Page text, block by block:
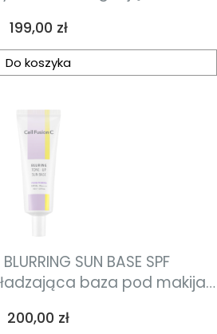
Cena
199,00 zł
Do koszyka
SUN BASE SPF
baza pod makijaż
Cena
200,00 zł